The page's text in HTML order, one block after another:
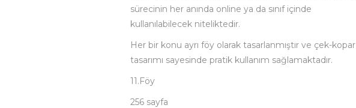
sürecinin her anında online ya da sınıf içinde
kullanılabilecek niteliktedir.
Her bir konu ayrı föy olarak tasarlanmıştır ve çek-kopar
tasarımı sayesinde pratik kullanım sağlamaktadır.
11.Föy
256 sayfa